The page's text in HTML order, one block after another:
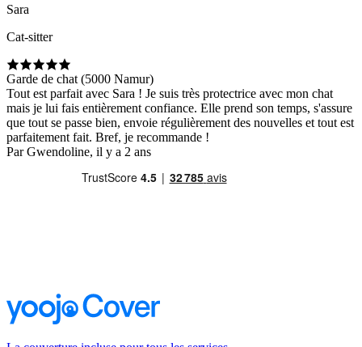
Sara
Cat-sitter
Garde de chat (5000 Namur)
Tout est parfait avec Sara ! Je suis très protectrice avec mon chat
mais je lui fais entièrement confiance. Elle prend son temps, s'assure
que tout se passe bien, envoie régulièrement des nouvelles et tout est
parfaitement fait. Bref, je recommande !
Par Gwendoline, il y a 2 ans